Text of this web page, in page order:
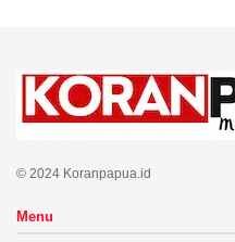
© 2024 Koranpapua.id
Menu